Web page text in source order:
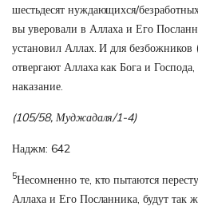
шестьдесят нуждающихся/
вы уверовали в Аллаха и Его
установил Аллах. И для безбожников
отвергают Аллаха как Бога и
наказание.
(105/58, Муджадаля/1-4)
Наджм: 642
5Несомненно те, кто пытаются
Аллаха и Его Посланника, будут так